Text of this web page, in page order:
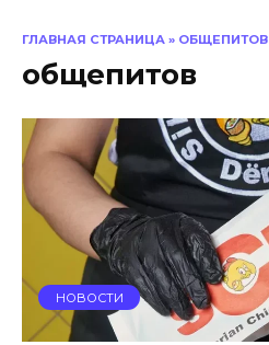
ГЛАВНАЯ СТРАНИЦА » ОБЩЕПИТОВ
общепитов
НОВОСТИ